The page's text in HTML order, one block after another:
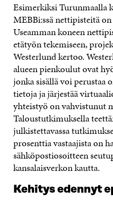
Esimerkiksi Turunmaalla
MEBBi:ssä nettipisteitä
Useamman koneen
etätyön tekemiseen,
Westerlund kertoo.
alueen pienkoulut ovat
jonka sisällä voi perustaa
tietoja ja järjestää
yhteistyö on vahvistunut
Taloustutkimuksella
julkistettavassa
prosenttia vastaajista on
sähköpostiosoitteen
kansalaisverkon kautta.
Kehitys edennyt